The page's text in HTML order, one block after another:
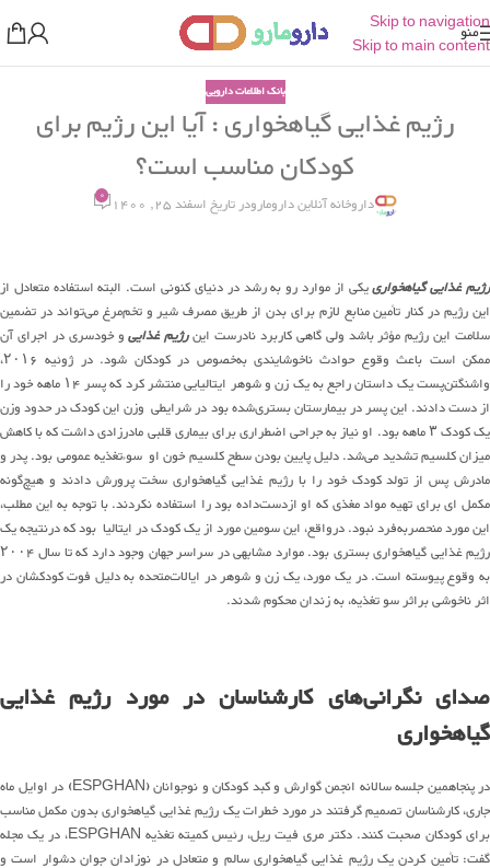
Skip to navigation
Skip to main content
منو
بانک اطلاعات دارویی
رژیم غذایی گیاهخواری : آیا این رژیم برای
کودکان مناسب است؟
داروخانه آنلاین دارومارودر تاریخ اسفند 25, 1400 0
رژیم غذایی گیاهخوارییکی از موارد رو به رشد در دنیای کنونی است. البته استفاده متعادل از
این رژیم در کنار تأمین منابع لازم برای بدن از طریق مصرف شیر و تخم‌مرغ می‌تواند در تضمین
سلامت این رژیم مؤثر باشد ولی گاهی کاربرد نادرست اینرژیم غذاییو خودسری در اجرای آن
ممکن است باعث وقوع حوادث ناخوشایندی به‌خصوص در کودکان شود. در ژوئیه ۲۰۱۶،
واشنگتن‌پست یک داستان راجع به یک زن و شوهر ایتالیایی منتشر کرد که پسر ۱۴ ماهه خود را
از دست دادند. این پسر در بیمارستان بستری‌شده بود در شرایطی وزن این کودک در حدود وزن
یک کودک ۳ ماهه بود. او نیاز به جراحی اضطراری برای بیماری قلبی مادرزادی داشت که با کاهش
میزان کلسیم تشدید می‌شد. دلیل پایین بودن سطح کلسیم خون او سوءتغذیه عمومی بود. پدر و
مادرش پس از تولد کودک خود را با رژیم غذایی گیاهخواری سخت پرورش دادند و هیچ‌گونه
مکمل ای برای تهیه مواد مغذی که او ازدست‌داده بود را استفاده نکردند. با توجه به این مطلب،
این مورد منحصربه‌فرد نبود. درواقع، این سومین مورد از یک کودک در ایتالیا بود که درنتیجه یک
رژیم غذایی گیاهخواری بستری بود. موارد مشابهی در سراسر جهان وجود دارد که تا سال ۲۰۰۴
به وقوع پیوسته است. در یک مورد، یک زن و شوهر در ایالات‌متحده به دلیل فوت کودکشان در
اثر ناخوشی براثر سو تغذیه، به زندان محکوم شدند.
صدای نگرانی‌های کارشناسان در مورد رژیم غذایی
گیاهخواری
در پنجاهمین جلسه سالانه انجمن گوارش و کبد کودکان و نوجوانان (ESPGHAN) در اوایل ماه
جاری، کارشناسان تصمیم گرفتند در مورد خطرات یک رژیم غذایی گیاهخواری بدون مکمل مناسب
برای کودکان صحبت کنند. دکتر مری فیت ریل، رئیس کمیته تغذیه ESPGHAN، در یک مجله
گفت: تأمین کردن یک رژیم غذایی گیاهخواری سالم و متعادل در نوزادان جوان دشوار است و